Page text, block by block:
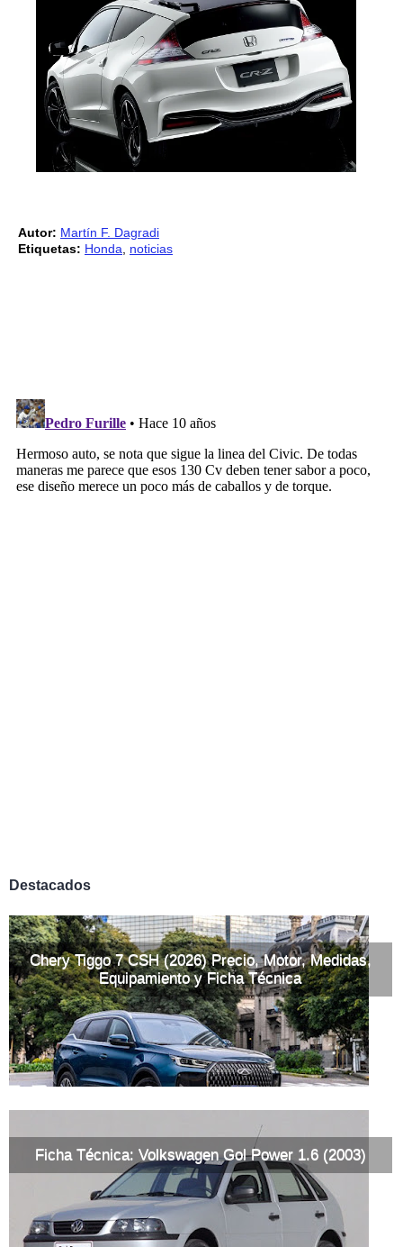
Autor: Martín F. Dagradi
Etiquetas: Honda, noticias
Destacados
Chery Tiggo 7 CSH (2026) Precio, Motor, Medidas,
Equipamiento y Ficha Técnica
Ficha Técnica: Volkswagen Gol Power 1.6 (2003)